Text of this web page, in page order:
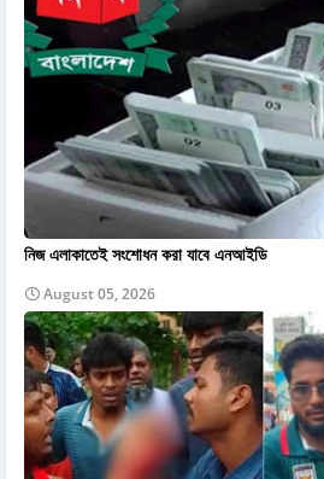
নিজ এলাকাতেই সংশোধন করা যাবে এনআইডি
August 05, 2026